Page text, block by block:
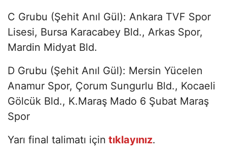
C Grubu (Şehit Anıl Gül): Ankara TVF Spor
Lisesi, Bursa Karacabey Bld., Arkas Spor,
Mardin Midyat Bld.
D Grubu (Şehit Anıl Gül): Mersin Yücelen
Anamur Spor, Çorum Sungurlu Bld., Kocaeli
Gölcük Bld., K.Maraş Mado 6 Şubat Maraş
Spor
Yarı final talimatı için tıklayınız.